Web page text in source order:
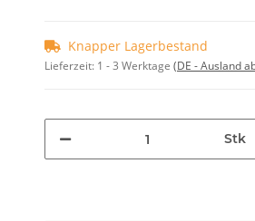
Knapper Lagerbestand
Lieferzeit: 1 - 3 Werktage (DE - Ausland
Stk